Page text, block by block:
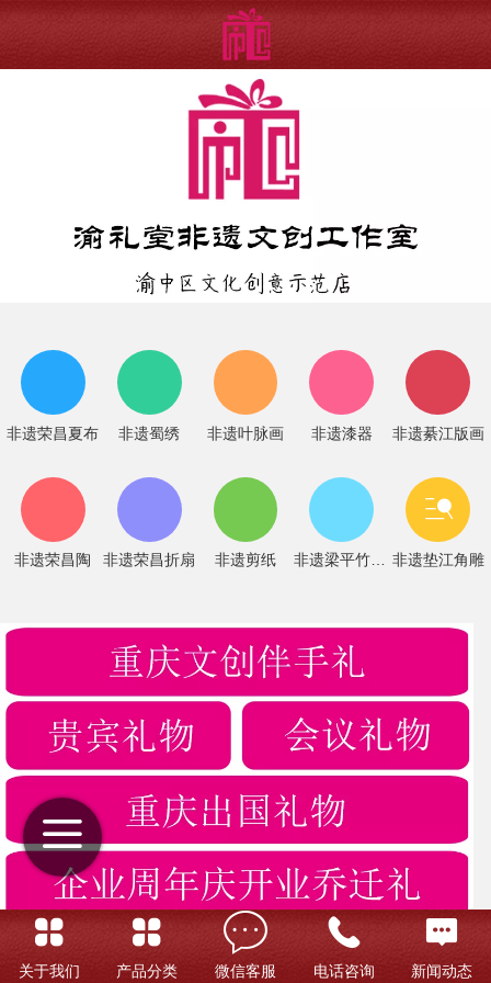
非遗荣昌夏布 非遗蜀绣 非遗叶脉画 非遗漆器 非遗綦江版画
非遗荣昌陶 非遗荣昌折扇 非遗剪纸 非遗梁平竹帘画 非遗垫江角雕
非遗漆器礼物
关于我们 产品分类 微信客服 电话咨询 新闻动态